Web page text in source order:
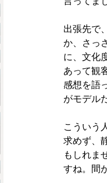
出張先で
か、さっ
に、文化
あって観
感想を語
がモデル
こういう
求めず、
もしれま
すね。間